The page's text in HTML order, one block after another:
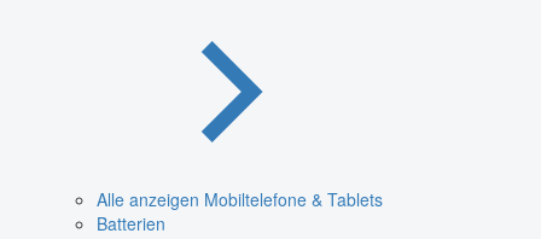
Alle anzeigen Mobiltelefone & Tablets
Batterien